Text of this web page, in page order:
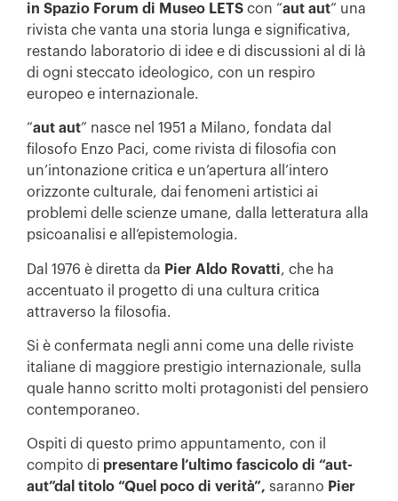
in Spazio Forum di Museo LETS con “aut aut” una
rivista che vanta una storia lunga e significativa,
restando laboratorio di idee e di discussioni al di là
di ogni steccato ideologico, con un respiro
europeo e internazionale.
“aut aut” nasce nel 1951 a Milano, fondata dal
filosofo Enzo Paci, come rivista di filosofia con
un’intonazione critica e un’apertura all’intero
orizzonte culturale, dai fenomeni artistici ai
problemi delle scienze umane, dalla letteratura alla
psicoanalisi e all’epistemologia.
Dal 1976 è diretta da Pier Aldo Rovatti, che ha
accentuato il progetto di una cultura critica
attraverso la filosofia.
Si è confermata negli anni come una delle riviste
italiane di maggiore prestigio internazionale, sulla
quale hanno scritto molti protagonisti del pensiero
contemporaneo.
Ospiti di questo primo appuntamento, con il
compito di presentare l’ultimo fascicolo di “aut-
aut”dal titolo “Quel poco di verità”, saranno Pier